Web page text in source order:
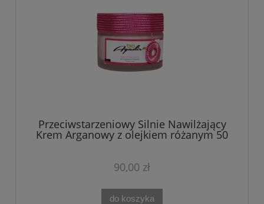
Przeciwstarzeniowy Silnie Nawilżający
Krem Arganowy z olejkiem różanym 50
ml Bio Agadir
90,00 zł
do koszyka